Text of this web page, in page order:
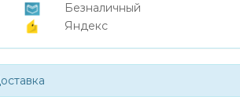
Безналичный
Яндекс